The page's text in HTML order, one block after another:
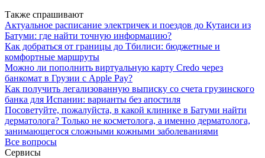
Также спрашивают
Актуальное расписание электричек и поездов до Кутаиси из
Батуми: где найти точную информацию?
Как добраться от границы до Тбилиси: бюджетные и
комфортные маршруты
Можно ли пополнить виртуальную карту Credo через
банкомат в Грузии с Apple Pay?
Как получить легализованную выписку со счета грузинского
банка для Испании: варианты без апостиля
Посоветуйте, пожалуйста, в какой клинике в Батуми найти
дерматолога? Только не косметолога, а именно дерматолога,
занимающегося сложными кожными заболеваниями
Все вопросы
Сервисы